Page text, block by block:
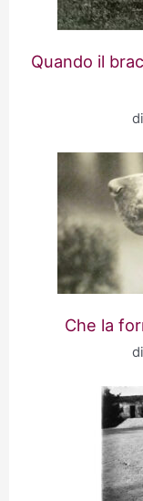
Quando il
Che la